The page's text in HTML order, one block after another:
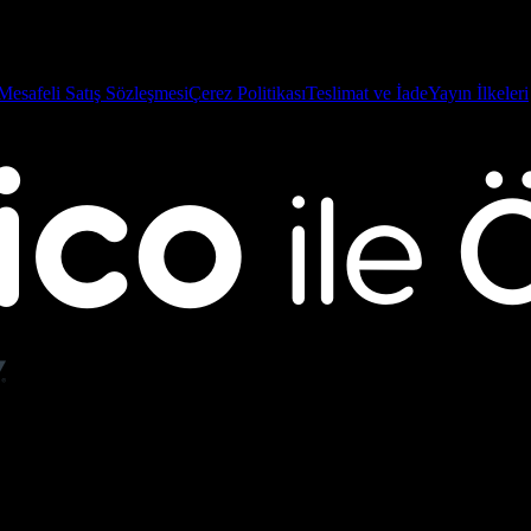
Satış SözleşmesiÇerez PolitikasıTeslimat ve İadeYayın İlkeleri